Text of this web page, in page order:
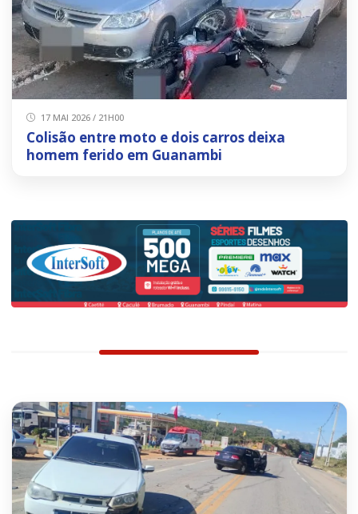
17 MAI 2026 / 21H00
Colisão entre moto e dois carros deixa
homem ferido em Guanambi